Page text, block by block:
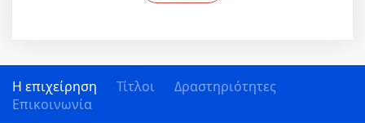
Η επιχείρηση Τίτλοι
Δραστηριότητες
Επικοινωνία